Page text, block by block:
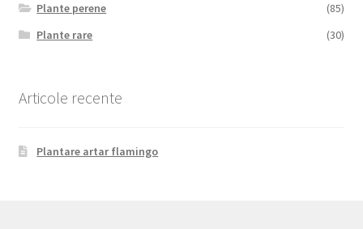
Plante perene
(85)
Plante rare
(30)
Articole recente
Plantare artar flamingo